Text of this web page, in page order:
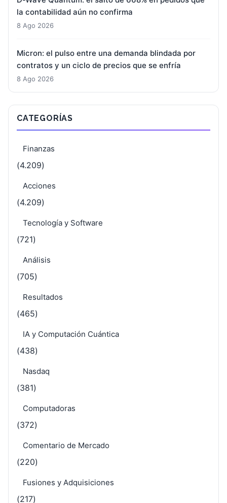
la contabilidad aún no confirma
8 Ago 2026
Micron: el pulso entre una demanda blindada por
contratos y un ciclo de precios que se enfría
8 Ago 2026
CATEGORÍAS
Finanzas
(4.209)
Acciones
(4.209)
Tecnología y Software
(721)
Análisis
(705)
Resultados
(465)
IA y Computación Cuántica
(438)
Nasdaq
(381)
Computadoras
(372)
Comentario de Mercado
(220)
Fusiones y Adquisiciones
(217)